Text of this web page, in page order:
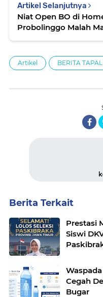
Artikel Selanjutnya
Niat Open BO di
Probolinggo Malah
Artikel BERITA
Berita Terkait
Prestasi
Siswi
Cegah
Bugar